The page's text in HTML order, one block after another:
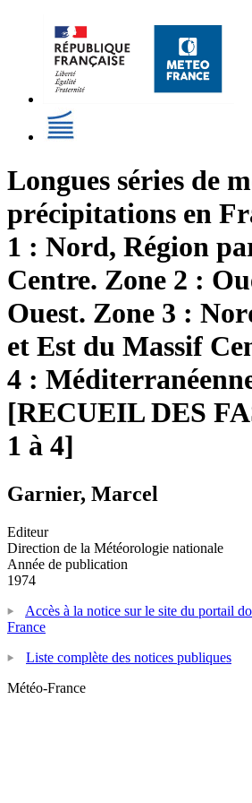
Longues séries de
précipitations en
1 : Nord, Région
Centre. Zone 2 :
Ouest. Zone 3 :
et Est du Massif
4 :
[RECUEIL DES
1 à 4]
Garnier, Marcel
Editeur
Direction de la Météorologie nationale
Année de publication
1974
Accès à la notice sur le site du portail
France
Liste complète des notices publiques
Météo-France